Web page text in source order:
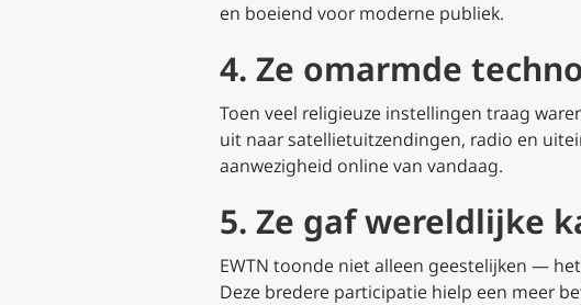
en boeiend voor moderne publiek.
4. Ze omarmde
Toen veel religieuze instellingen traag
uit naar satellietuitzendingen, radio en
aanwezigheid online van vandaag.
5. Ze gaf wereldlijke
EWTN toonde niet alleen geestelijken —
Deze bredere participatie hielp een meer